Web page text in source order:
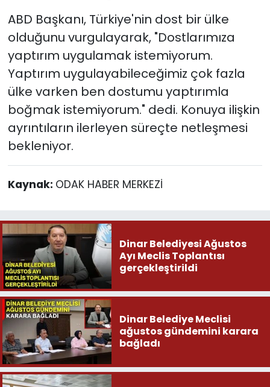
ABD Başkanı, Türkiye'nin dost bir ülke
olduğunu vurgulayarak, "Dostlarımıza
yaptırım uygulamak istemiyorum.
Yaptırım uygulayabileceğimiz çok fazla
ülke varken ben dostumu yaptırımla
boğmak istemiyorum." dedi. Konuya ilişkin
ayrıntıların ilerleyen süreçte netleşmesi
bekleniyor.
Kaynak: ODAK HABER MERKEZİ
Dinar Belediyesi Ağustos
Ayı Meclis Toplantısı
gerçekleştirildi
Dinar Belediye Meclisi
ağustos gündemini karara
bağladı